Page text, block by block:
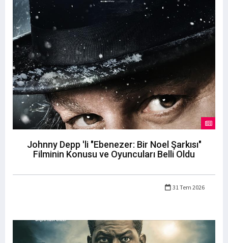
Johnny Depp 'li "Ebenezer: Bir Noel Şarkısı"
Filminin Konusu ve Oyuncuları Belli Oldu
31 Tem 2026